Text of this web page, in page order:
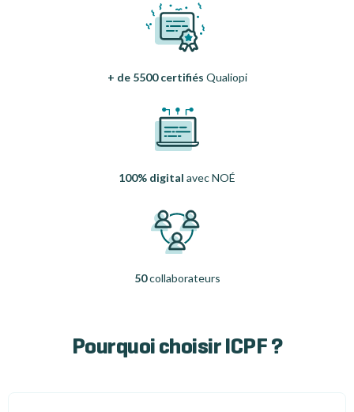
+ de 5500 certifiés Qualiopi
100% digital avec NOÉ
50collaborateurs
Pourquoi choisir ICPF ?